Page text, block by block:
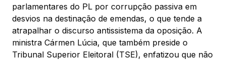
parlamentares do PL por corrupção passiva em
desvios na destinação de emendas, o que tende a
atrapalhar o discurso antissistema da oposição. A
ministra Cármen Lúcia, que também preside o
Tribunal Superior Eleitoral (TSE), enfatizou que não